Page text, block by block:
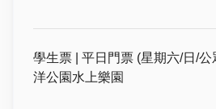
學生票 | 平日門票 (星期六/日/
洋公園水上樂園